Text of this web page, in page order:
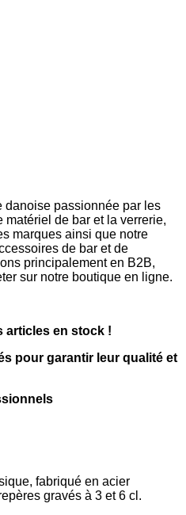
danoise passionnée par les
de bar et la verrerie,
marques ainsi que notre
de bar et de
principalement en B2B,
sur notre boutique en ligne.
articles en stock !
pour garantir leur qualité et
fabriqué en acier
gravés à 3 et 6 cl.